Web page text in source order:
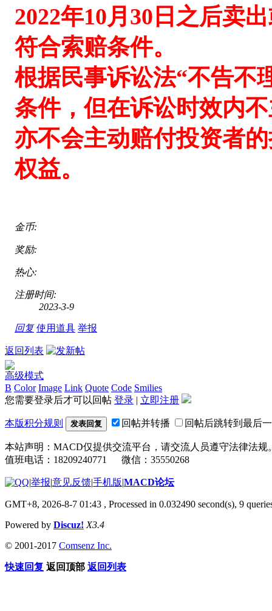
2022年10月30日之后卖
符合索赔条件。
根据民事诉讼法“不告不
条件，但在诉讼时效内
亦不会主动赔付投资者
权益。
金币:
奖励:
热心:
注册时间:
2023-3-9
回复 使用道具 举报
返回列表
高级模式
B Color Image Link Quote Code Smilies
您需要登录后才可以回帖 登录 | 立即注册
本版积分规则 发表回复 回帖并转播 回帖后跳转到最后
本站声明：MACD仅提供交流平台，请交流人员遵守法律法规
值班电话：18209240771 微信：35550268
|举报|意见反馈|手机版|MACD论坛
GMT+8, 2026-8-7 01:43 , Processed in 0.032490 second(s), 9
Powered by Discuz! X3.4
© 2001-2017 Comsenz Inc.
快速回复 返回顶部 返回列表